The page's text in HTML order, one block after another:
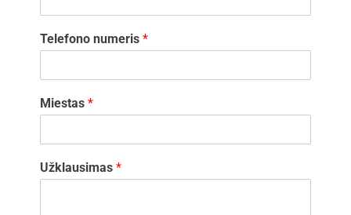
Telefono numeris *
Miestas *
Užklausimas *